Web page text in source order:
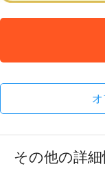
その他の詳細